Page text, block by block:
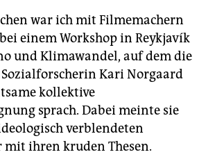
war ich mit Filmemachern
einem Workshop in Reykjavík
und Klimawandel, auf dem die
Kari Norgaard
kollektive
sprach. Dabei meinte sie
verblendeten
ihren kruden Thesen.